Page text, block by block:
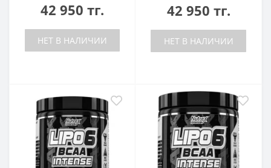
42 950 тг.
НЕТ В НАЛИЧИИ
42 950 тг.
НЕТ В НАЛИЧИИ